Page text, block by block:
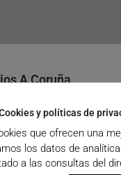
A Coruña
Punto Limpio
y políticas de
que ofrecen una
los datos de
a las consultas del